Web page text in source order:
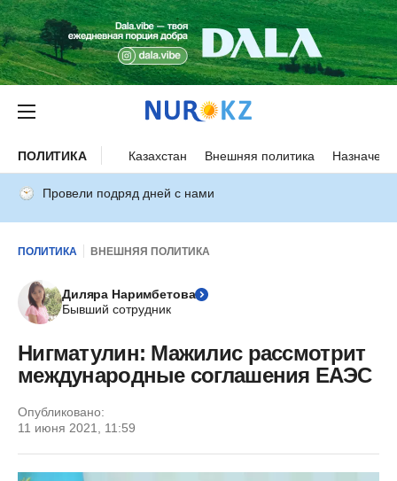
ПОЛИТИКА Казахстан Внешняя политика
Провели подряд дней с нами
ПОЛИТИКА ВНЕШНЯЯ ПОЛИТИКА
Диляра Наримбетова
Бывший сотрудник
Нигматулин: Мажилис рассмотрит
международные соглашения ЕАЭС
Опубликовано:
11 июня 2021, 11:59